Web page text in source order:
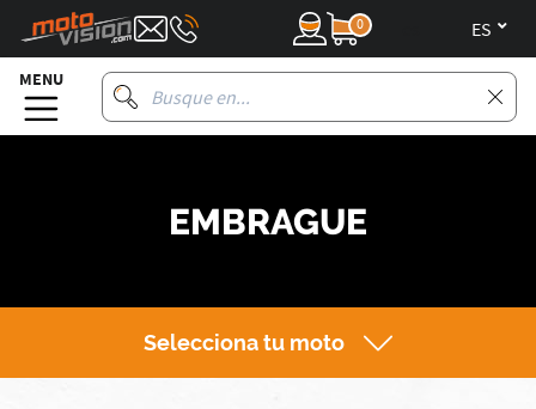
0
MENU
EMBRAGUE
Selecciona tu moto